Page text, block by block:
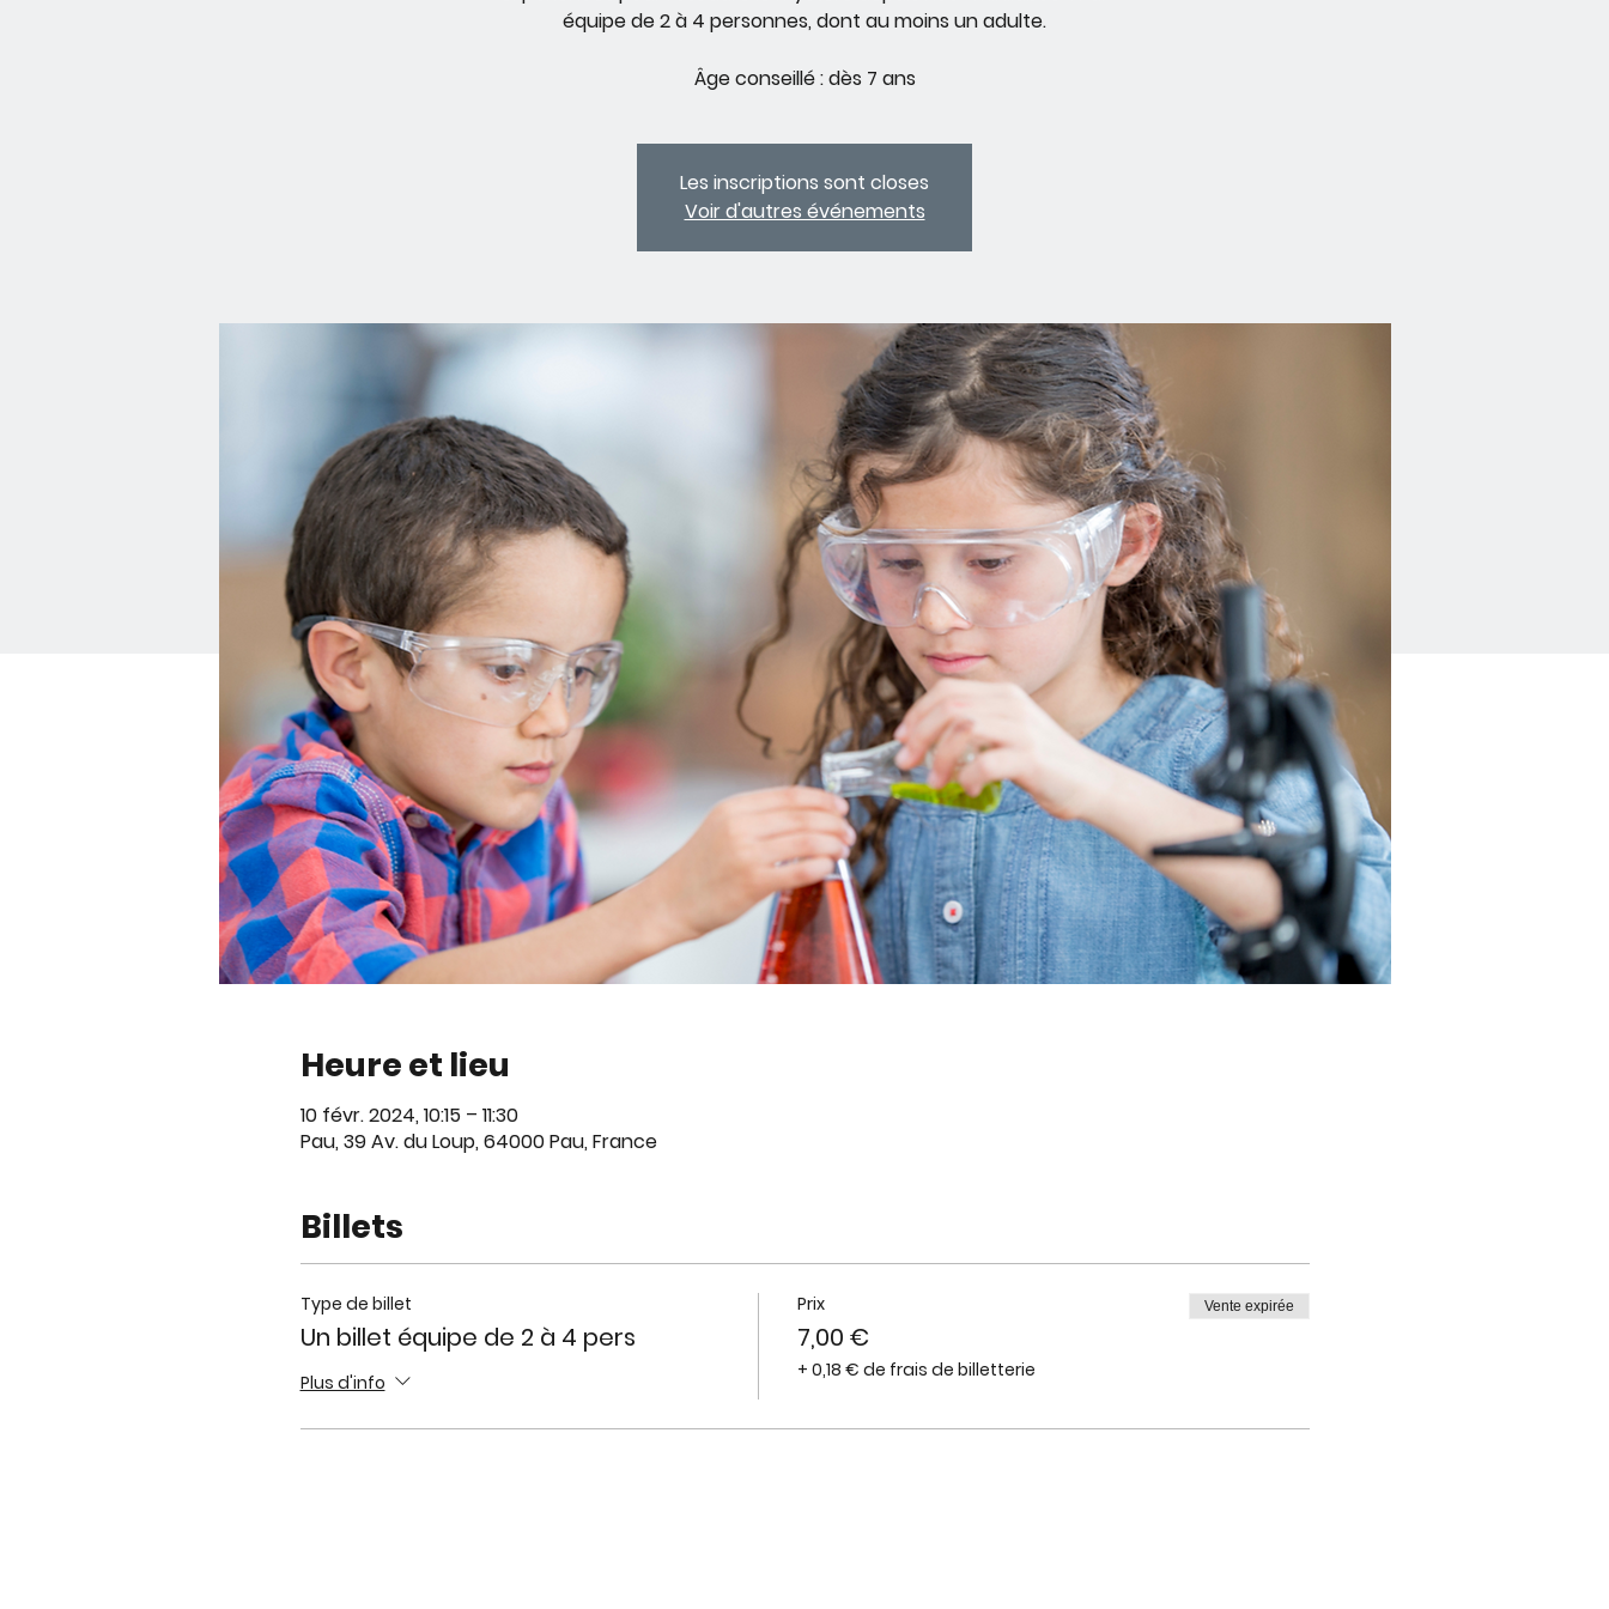
équipe de 2 à 4 personnes, dont au moins un adulte.
Âge conseillé : dès 7 ans
Les inscriptions sont closes
Voir d'autres événements
Heure et lieu
10 févr. 2024, 10:15 – 11:30
Pau, 39 Av. du Loup, 64000 Pau, France
Billets
Type de billet
Un billet équipe de 2 à 4 pers
Plus d'info
Prix
7,00 €
+ 0,18 € de frais de billetterie
Vente expirée